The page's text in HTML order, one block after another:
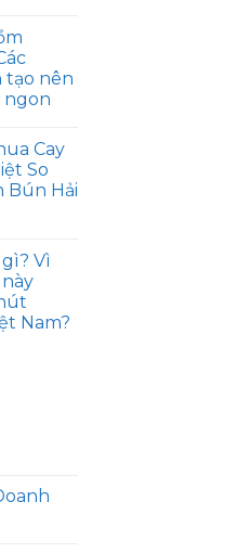
tạo nên
ngon
Cay
So
Bún Hải
Vì
Nam?